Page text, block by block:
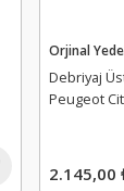
Orjinal
Debriyaj
Peugeot
2.145,00